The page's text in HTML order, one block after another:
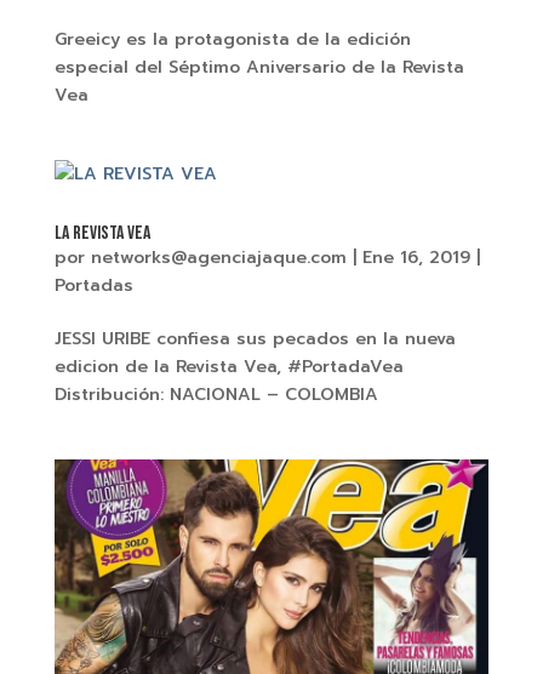
Greeicy es la protagonista de la edición
especial del Séptimo Aniversario de la Revista
Vea
LA REVISTA VEA
por networks@agenciajaque.com Ene 16, 2019|
Portadas
JESSI URIBE confiesa sus pecados en la nueva
edicion de la Revista Vea, #PortadaVea
Distribución: NACIONAL – COLOMBIA